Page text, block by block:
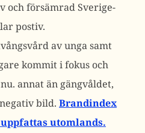
och försämrad Sverige-
postiv.
av unga samt
kommit i fokus och
annat än gängvåldet,
bild. Brandindex
utomlands.